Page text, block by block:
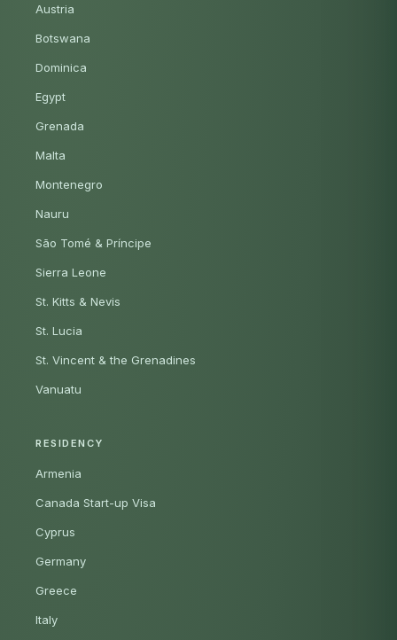
Austria
Botswana
Dominica
Egypt
Grenada
Malta
Montenegro
Nauru
São Tomé & Príncipe
Sierra Leone
St. Kitts & Nevis
St. Lucia
St. Vincent & the Grenadines
Vanuatu
RESIDENCY
Armenia
Canada Start-up Visa
Cyprus
Germany
Greece
Italy